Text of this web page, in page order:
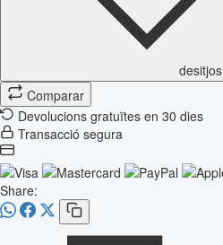
desitjos
Comparar
Devolucions gratuïtes en 30 dies
Transacció segura
Share: